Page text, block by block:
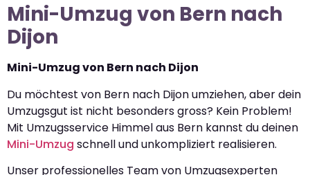
Mini-Umzug von Bern nach
Dijon
Mini-Umzug von Bern nach Dijon
Du möchtest von Bern nach Dijon umziehen, aber dein
Umzugsgut ist nicht besonders gross? Kein Problem!
Mit Umzugsservice Himmel aus Bern kannst du deinen
Mini-Umzug schnell und unkompliziert realisieren.
Unser professionelles Team von Umzugsexperten